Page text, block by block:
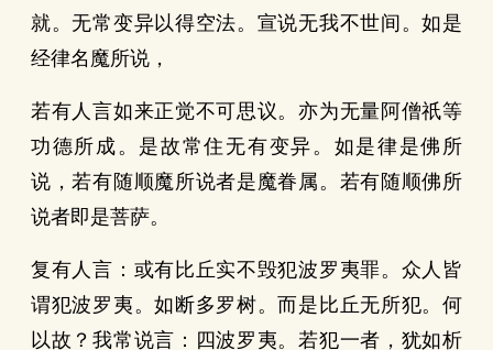
就。无常变异以得空法。宣说无我不世间。如是
经律名魔所说，
若有人言如来正觉不可思议。亦为无量阿僧祇等
功德所成。是故常住无有变异。如是律是佛所
说，若有随顺魔所说者是魔眷属。若有随顺佛所
说者即是菩萨。
复有人言：或有比丘实不毁犯波罗夷罪。众人皆
谓犯波罗夷。如断多罗树。而是比丘无所犯。何
以故？我常说言：四波罗夷。若犯一者，犹如析